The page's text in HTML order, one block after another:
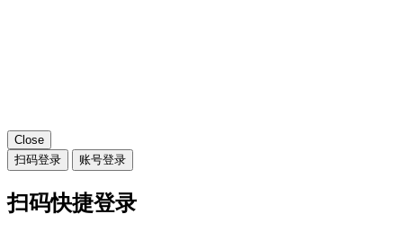
Close
扫码登录
账号登录
扫码快捷登录